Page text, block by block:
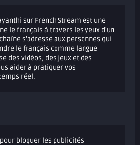
sur French Stream est une
le français à travers les yeux d'un
s'adresse aux personnes qui
le français comme langue
des vidéos, des jeux et des
aider à pratiquer vos
réel.
bloquer les publicités